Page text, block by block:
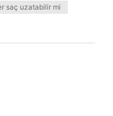
saç uzatabilir mi